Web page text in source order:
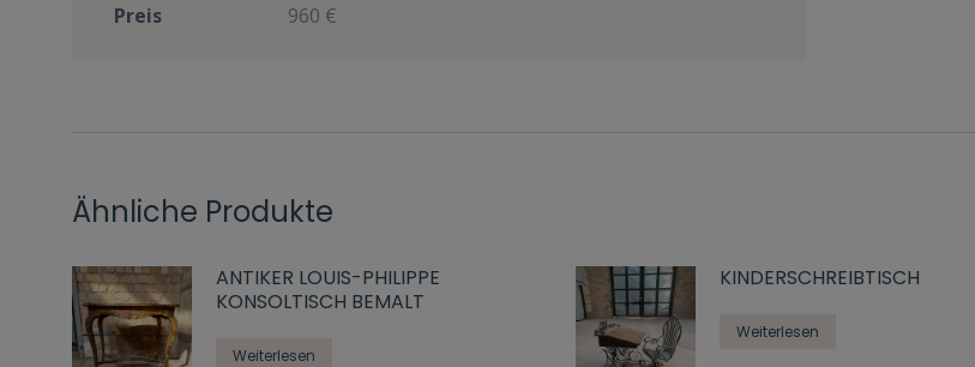
Preis
960 €
Ähnliche Produkte
ANTIKER LOUIS-PHILIPPE
KONSOLTISCH BEMALT
Weiterlesen
KINDERSCHREIBTISCH
Weiterlesen